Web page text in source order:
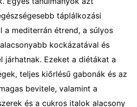
táplálkozási
a mediterrán étrend, a súlyos
kockázatával és
járhatnak. Ezeket a diétákat a
teljes kiőrlésű gabonák és az
bevitele, valamint a
és a cukros italok alacsony